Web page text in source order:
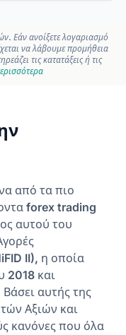
Εάν ανοίξετε λογαριασμό
να λάβουμε προμήθεια
τις κατατάξεις ή τις
από τα πιο
forex trading
αυτού του
II), η οποία
2018 και
αυτής της
Αξιών και
κανόνες που όλα